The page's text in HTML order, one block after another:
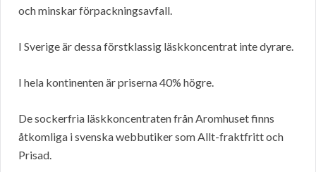
och minskar förpackningsavfall.
I Sverige är dessa förstklassig läskkoncentrat inte dyrare.
I hela kontinenten är priserna 40% högre.
De sockerfria läskkoncentraten från Aromhuset finns
åtkomliga i svenska webbutiker som Allt-fraktfritt och
Prisad.